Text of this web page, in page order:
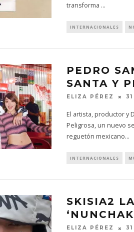
transforma ...
INTERNACIONALES
PEDRO
SANTA Y
ELIZA PÉREZ
El artista, productor y
Peligrosa, un nuevo
reguetón mexicano...
INTERNACIONALES
SKISIA2
ELIZA PÉREZ